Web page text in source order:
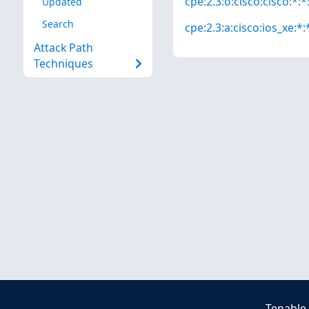
Search
Attack Path
Techniques